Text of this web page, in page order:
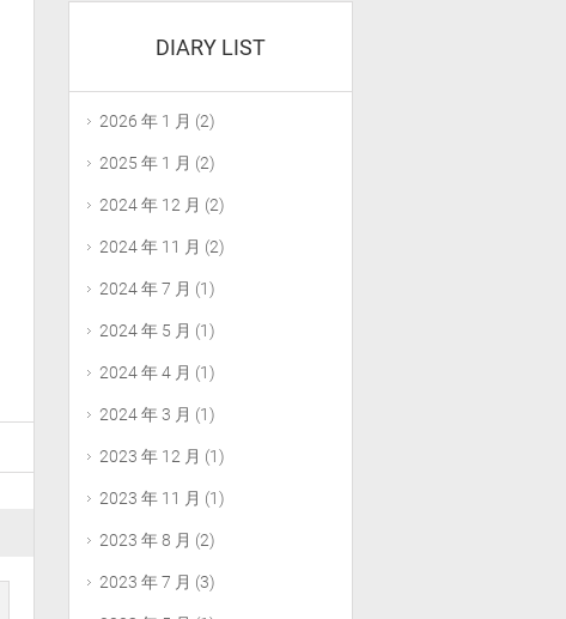
DIARY LIST
2026 年 1 月 (2)
2025 年 1 月 (2)
2024 年 12 月 (2)
2024 年 11 月 (2)
2024 年 7 月 (1)
2024 年 5 月 (1)
2024 年 4 月 (1)
2024 年 3 月 (1)
2023 年 12 月 (1)
2023 年 11 月 (1)
2023 年 8 月 (2)
2023 年 7 月 (3)